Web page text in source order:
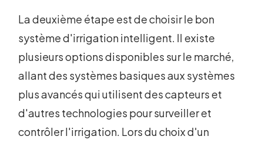
La deuxième étape est de choisir le bon
système d'irrigation intelligent. Il existe
plusieurs options disponibles sur le marché,
allant des systèmes basiques aux systèmes
plus avancés qui utilisent des capteurs et
d'autres technologies pour surveiller et
contrôler l'irrigation. Lors du choix d'un